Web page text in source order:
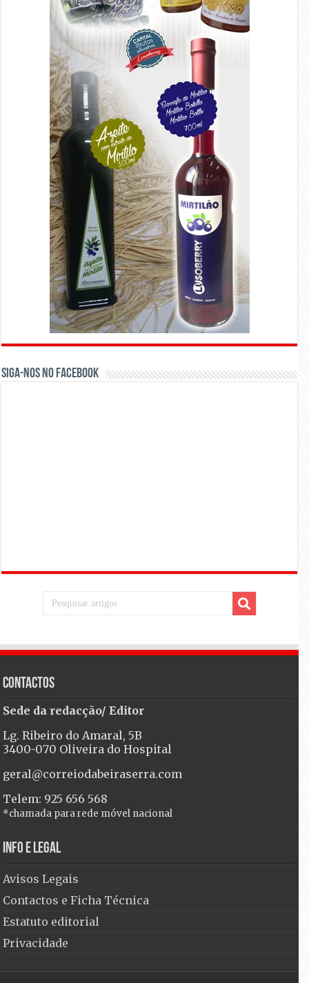
Siga-nos no Facebook
Contactos
Sede da redacção/ Editor
Lg. Ribeiro do Amaral, 5B
3400-070 Oliveira do Hospital
geral@correiodabeiraserra.com
Telem: 925 656 568
*chamada para rede móvel nacional
Info e Legal
Avisos Legais
Contactos e Ficha Técnica
Estatuto editorial
Privacidade